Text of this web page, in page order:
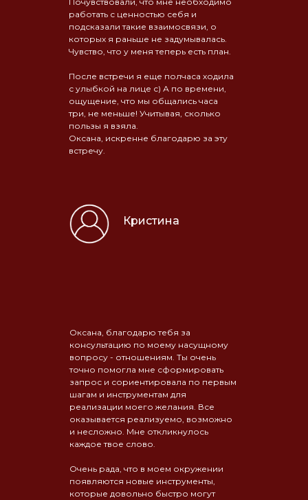
работать с ценностью себя и
подсказали такие взаимосвязи, о
которых я раньше не задумывалась.
Чувство, что у меня теперь есть план.
После встречи я еще полчаса ходила
с улыбкой на лице с) А по времени,
ощущение, что мы общались часа
три, не меньше! Учитывая, сколько
пользы я взяла.
Оксана, искренне благодарю за эту
встречу.
Оксана, благодарю тебя за
консультацию по моему насущному
вопросу - отношениям. Ты очень
точно помогла мне сформировать
запрос и сориентировала по первым
шагам и инструментам для
реализации моего желания. Все
оказывается реализуемо, возможно
и несложно. Мне откликнулось
каждое твое слово.
Очень рада, что в моем окружении
появляются новые инструменты,
которые довольно быстро могут
Кристина